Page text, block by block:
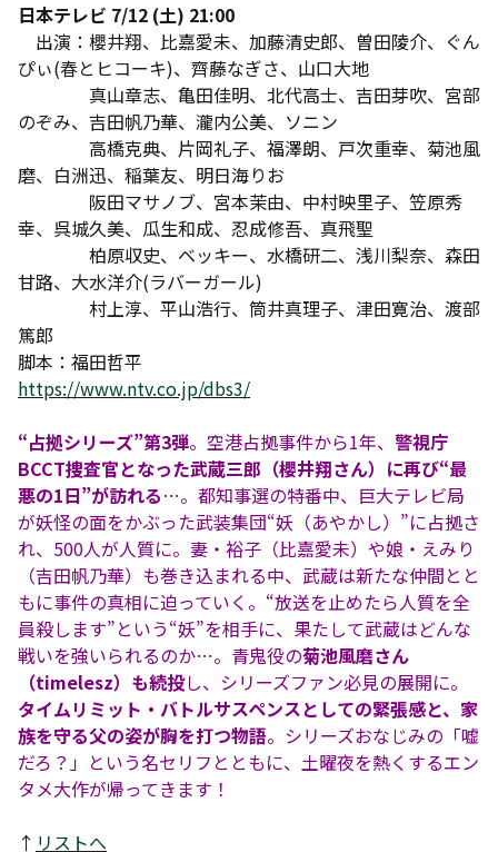
日本テレビ 7/12 (土) 21:00
出演：櫻井翔、比嘉愛未、加藤清史郎、曽田陵介、ぐん
ぴぃ(春とヒコーキ)、齊藤なぎさ、山口大地
真山章志、亀田佳明、北代高士、吉田芽吹、宮部
のぞみ、吉田帆乃華、瀧内公美、ソニン
高橋克典、片岡礼子、福澤朗、戸次重幸、菊池風
磨、白洲迅、稲葉友、明日海りお
阪田マサノブ、宮本茉由、中村映里子、笠原秀
幸、呉城久美、瓜生和成、忍成修吾、真飛聖
柏原収史、ベッキー、水橋研二、浅川梨奈、森田
甘路、大水洋介(ラバーガール)
村上淳、平山浩行、筒井真理子、津田寛治、渡部
篤郎
脚本：福田哲平
https://www.ntv.co.jp/dbs3/
“占拠シリーズ”第3弾。空港占拠事件から1年、 警視庁
BCCT捜査官となった武蔵三郎（櫻井翔さん）に再び“最
悪の1日”が訪れる…。都知事選の特番中、巨大テレビ局
が妖怪の面をかぶった武装集団“妖（あやかし）”に占拠さ
れ、500人が人質に。妻・裕子（比嘉愛未）や娘・えみり
（吉田帆乃華）も巻き込まれる中、武蔵は新たな仲間とと
もに事件の真相に迫っていく。“放送を止めたら人質を全
員殺します”という“妖”を相手に、果たして武蔵はどんな
戦いを強いられるのか…。青鬼役の菊池風磨さん
（timelesz）も続投し、シリーズファン必見の展開に。
タイムリミット・バトルサスペンスとしての緊張感と、家
族を守る父の姿が胸を打つ物語。シリーズおなじみの「嘘
だろ？」という名セリフとともに、土曜夜を熱くするエン
タメ大作が帰ってきます！
↑ リストへ